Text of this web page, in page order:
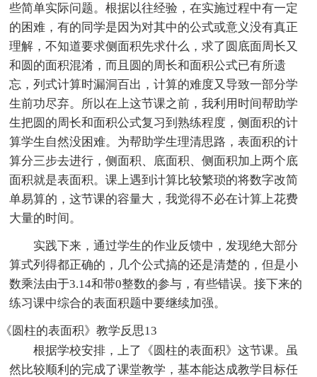
些简单实际问题。根据以往经验，在实施过程中有一定
的困难，有的同学是因为对其中的公式或意义没有真正
理解，不知道要求侧面积先求什么，求了圆底面周长又
和圆的面积混淆，而且圆的周长和面积公式已有所遗
忘，列式计算时漏洞百出，计算的难度又导致一部分学
生前功尽弃。所以在上这节课之前，我利用时间帮助学
生把圆的周长和面积公式复习到熟练程度，侧面积的计
算学生自然没困难。为帮助学生理清思路，表面积的计
算分三步去进行，侧面积、底面积、侧面积加上两个底
面积就是表面积。课上遇到计算比较繁琐的将数字改简
单易算的，这节课的容量大，我觉得不必在计算上花费
大量的时间。
实践下来，通过学生的作业反馈中，发现绝大部分
算式列得都正确的，几个公式搞的还是清楚的，但是小
数乘法由于3.14和带0整数的参与，有些错误。接下来的
练习课中综合的表面积题中要继续加强。
《圆柱的表面积》教学反思13
根据学校安排，上了《圆柱的表面积》这节课。虽
然比较顺利的完成了课堂教学，基本能达成教学目标任